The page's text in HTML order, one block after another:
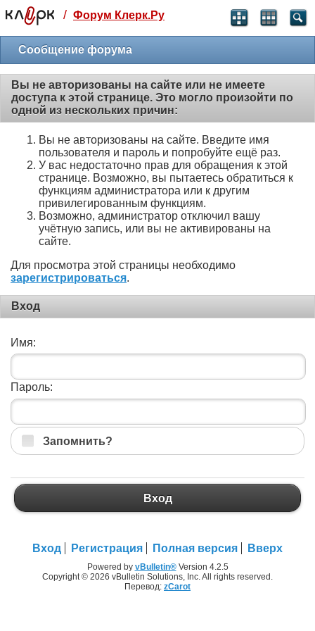
Святые угодники, Клерк без рекламы
прекрасен:)
месяц
₽
3 месяца
259 ₽
полгода
Оплатить
/ Форум Клерк.Ру
Сообщение форума
Вы не авторизованы на сайте или не имеете
доступа к этой странице. Это могло произойти по
одной из нескольких причин:
Вы не авторизованы на сайте. Введите имя
пользователя и пароль и попробуйте ещё раз.
У вас недостаточно прав для обращения к этой
странице. Возможно, вы пытаетесь обратиться к
функциям администратора или к другим
привилегированным функциям.
Возможно, администратор отключил вашу
учётную запись, или вы не активированы на
сайте.
Для просмотра этой страницы необходимо
зарегистрироваться.
Вход
Имя:
Пароль:
Запомнить?
Вход
Вход Регистрация Полная версия Вверх
Powered by vBulletin®Version 4.2.5
Copyright © 2026 vBulletin Solutions, Inc. All rights reserved.
Перевод: zCarot